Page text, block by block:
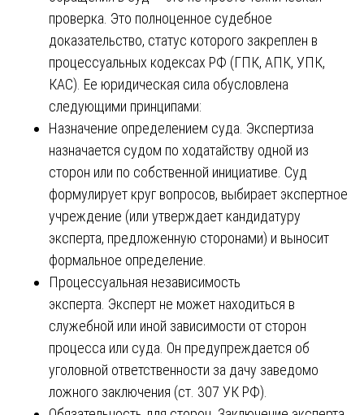
проверка. Это полноценное судебное
доказательство, статус которого закреплен в
процессуальных кодексах РФ (ГПК, АПК, УПК,
КАС). Ее юридическая сила обусловлена
следующими принципами:
Назначение определением суда. Экспертиза
назначается судом по ходатайству одной из
сторон или по собственной инициативе. Суд
формулирует круг вопросов, выбирает экспертное
учреждение (или утверждает кандидатуру
эксперта, предложенную сторонами) и выносит
формальное определение.
Процессуальная независимость
эксперта. Эксперт не может находиться в
служебной или иной зависимости от сторон
процесса или суда. Он предупреждается об
уголовной ответственности за дачу заведомо
ложного заключения (ст. 307 УК РФ).